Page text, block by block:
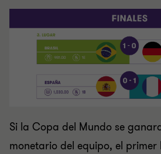
Si la Copa del Mundo se
monetario del equipo, el